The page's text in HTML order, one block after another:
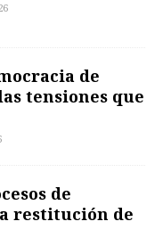
de
tensiones que
de
restitución de